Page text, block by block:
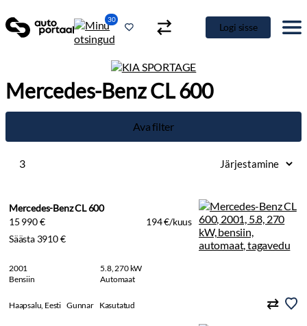
30
Logi sisse
Mercedes-Benz CL 600
Ava filter
3
Mercedes-Benz CL 600
15 990 €
194 €/kuus
Säästa 3910 €
2001
5.8, 270 kW
Bensiin
Automaat
Haapsalu, Eesti Gunnar Kasutatud